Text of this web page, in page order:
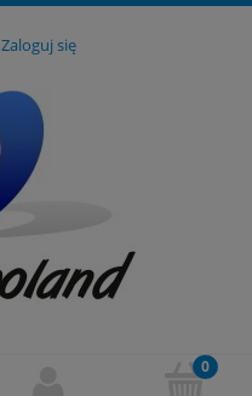
Zaloguj się